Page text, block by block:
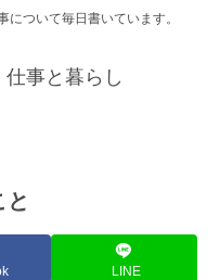
ついて毎日書いています。
事と暮らし
と
LINE